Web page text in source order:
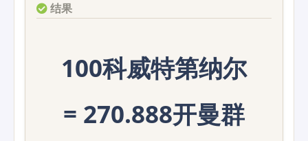
结果
100科威特第纳尔
= 270.888开曼群